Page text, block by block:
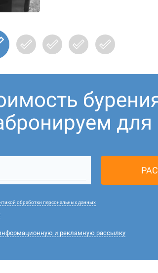
для
обработки персональных данных
и рекламную рассылку